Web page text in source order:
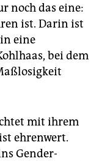
noch das eine:
ist. Darin ist
eine
bei dem
mit ihrem
ehrenwert.
Gender-